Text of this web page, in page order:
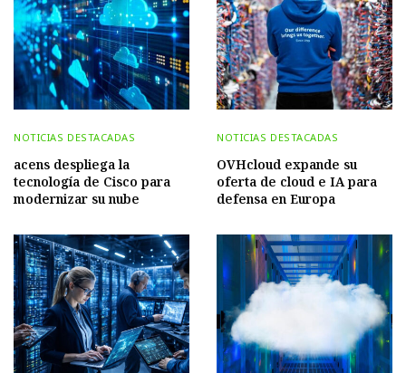
NOTICIAS DESTACADAS
acens despliega la
tecnología de Cisco para
modernizar su nube
NOTICIAS DESTACADAS
OVHcloud expande su
oferta de cloud e IA para
defensa en Europa